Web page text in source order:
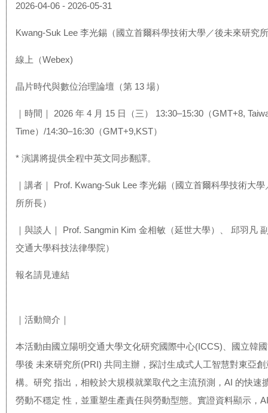
2026-04-06 - 2026-05-31
Kwang-Suk Lee 李光錫（國立首爾科學技術大學／後未來研究
線上（Webex)
晶片時代與數位治理論壇（第 13 場）
｜時間｜ 2026 年 4 月 15 日（三） 13:30–15:30（GMT+8,
Time）/14:30–16:30（GMT+9,KST）
* 演講將提供全程中英文同步翻譯。
｜講者｜ Prof. Kwang-Suk Lee 李光錫（國立首爾科學技術大
所所長）
｜與談人｜ Prof. Sangmin Kim 金相敏（延世大學）、 邱羽凡
交通大學科技法律學院）
報名請見連結
｜活動簡介｜
本活動由國立陽明交通大學文化研究國際中心(ICCS)、國立韓
學後 未來研究所(PRI) 共同主辦，探討生成式人工智慧對東亞
構。研究 指出，相較於大規模就業取代之主流預測，AI 的快速
勞動不穩定 性，並重塑生產責任與勞動型態。實證資料顯示，